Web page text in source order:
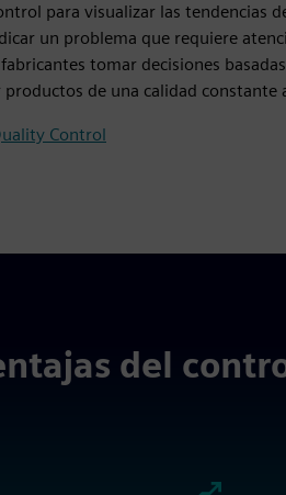
para visualizar las tendencias
un problema que requiere
tomar decisiones
de una calidad constante
Control
del